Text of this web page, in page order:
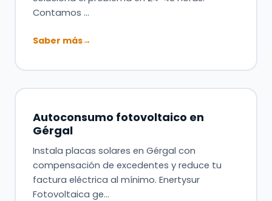
Contamos …
Saber más→
Autoconsumo fotovoltaico en
Gérgal
Instala placas solares en Gérgal con
compensación de excedentes y reduce tu
factura eléctrica al mínimo. Enertysur
Fotovoltaica ge…